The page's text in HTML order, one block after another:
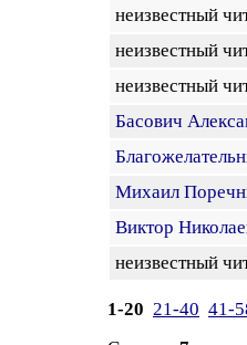
неизвестный
неизвестный
неизвестный
Басович
Михаил
Виктор
неизвестный
1-20 21-40 41-